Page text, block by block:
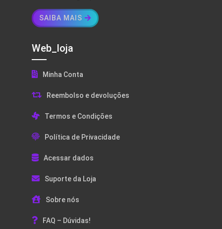
SAIBA MAIS
Web_loja
Minha Conta
Reembolso e devoluções
Termos e Condições
Política de Privacidade
Acessar dados
Suporte da Loja
Sobre nós
FAQ – Dúvidas!